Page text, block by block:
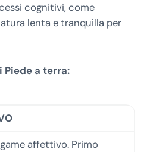
cognitivi, come
lenta e tranquilla per
a terra:
affettivo. Primo